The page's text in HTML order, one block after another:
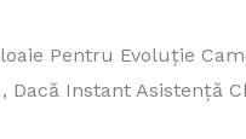
Pentru Evoluție
Dacă Instant Asistență